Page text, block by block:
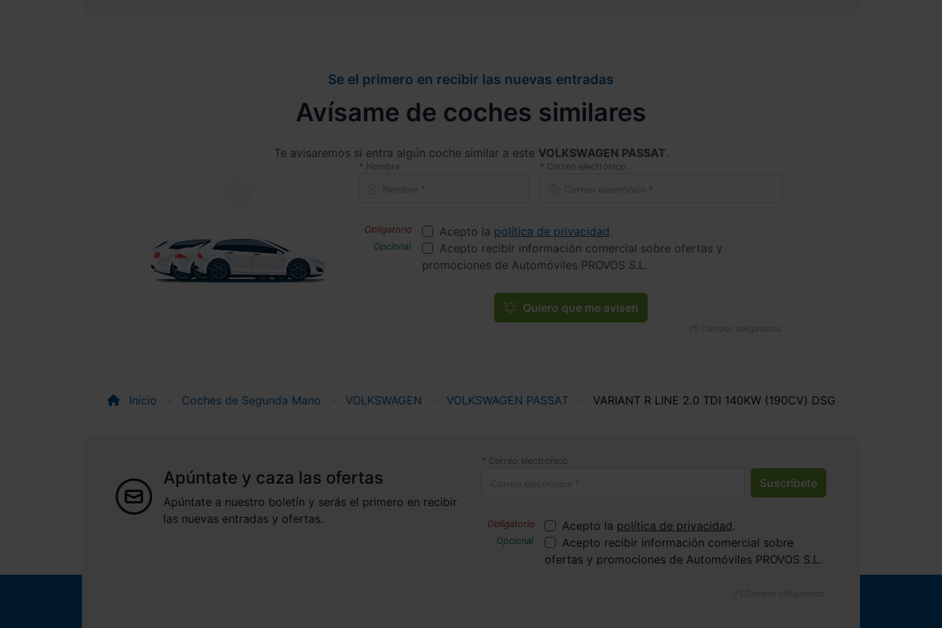
Se el primero en recibir las nuevas entradas
Avísame de coches similares
Te avisaremos si entra algún coche similar a este VOLKSWAGEN PASSAT.
Nombre Correo electrónico
Acepto la política de privacidad.
Acepto recibir información comercial sobre ofertas y
promociones de Automóviles PROVOS S.L.
Quiero que me avisen
Inicio Coches de Segunda Mano VOLKSWAGEN VOLKSWAGEN PASSAT VARIANT R LINE 2.0 TDI 140KW (190CV) DSG
Apúntate y caza las ofertas
Apúntate a nuestro boletín y serás el primero en recibir
las nuevas entradas y ofertas.
Correo electrónico
Suscríbete
Acepto la política de privacidad.
Acepto recibir información comercial sobre
ofertas y promociones de Automóviles PROVOS S.L.